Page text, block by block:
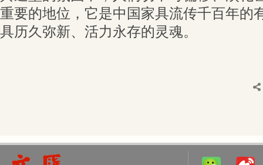
重要的地位，它是中国家具流传千百年的
具历久弥新、活力永存的灵魂。